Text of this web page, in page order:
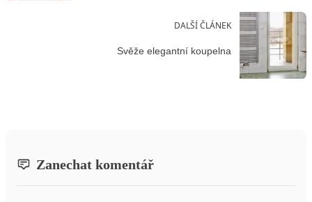
DALŠÍ ČLÁNEK
Svěže elegantní koupelna
Zanechat komentář